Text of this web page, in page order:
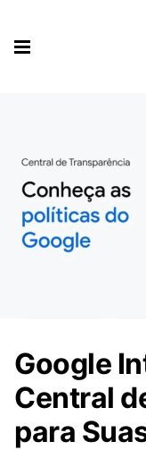
Google
Central
para